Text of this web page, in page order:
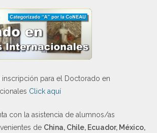
inscripción para el Doctorado en
Click aquí
con la asistencia de alumnos/as
de China, Chile, Ecuador, México,